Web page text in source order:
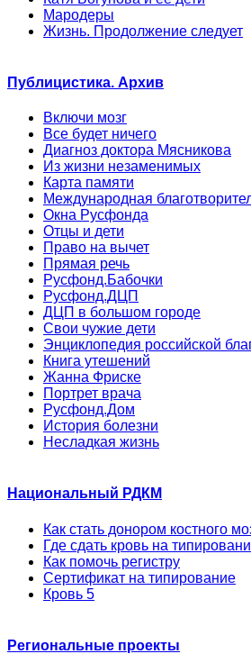
Мародеры
Жизнь. Продолжение следует
Публицистика. Архив
Включи мозг
Все будет ничего
Диагноз доктора Мясникова
Из жизни незаменимых
Карта памяти
Международная
Окна Русфонда
Отцы и дети
Право на вычет
Прямая речь
Русфонд.Бабочки
Русфонд.ДЦП
ДЦП в большом городе
Свои чужие дети
Энциклопедия российской
Книга утешений
Жанна Фриске
Портрет врача
Русфонд.Дом
История болезни
Несладкая жизнь
Национальный РДКМ
Как стать донором костного
Где сдать кровь на
Как помочь регистру
Сертификат на типирование
Кровь 5
Региональные проекты